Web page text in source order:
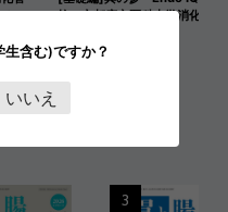
／
・
統（京都府立医科大学消化器内
3
含む)ですか？
いいえ